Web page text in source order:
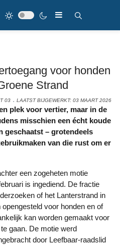
voor honden
Strand
03 LAATST BIJGEWERKT: 03 MAART 2026
misschien een écht koude
geschaatst – grotendeels
van die rust om er
is ingediend. De fractie
of het Lanterstrand in
voor honden en of
kan worden gemaakt voor
gaan. De motie werd
door Leefbaar-raadslid